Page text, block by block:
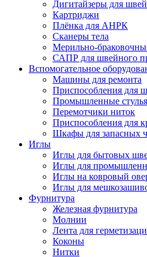
Дигитайзеры для
Картриджи
Плёнка для АНРК
Сканеры тела
Мерильно-
САПР для швейного
Вспомогательное
Машины для ремонта
Приспособления для
Промышленные
Перемотчики ниток
Приспособления для
Шкафы для запасных
Иглы
Иглы для бытовых
Иглы для
Иглы на ковровый
Иглы для
Фурнитура
Железная фурнитура
Молнии
Лента для
Коконы
Нитки